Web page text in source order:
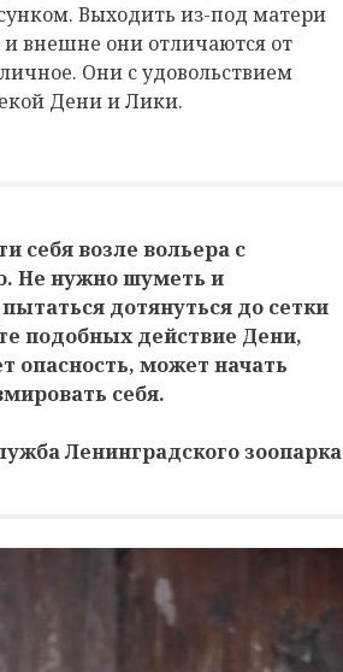
Выходить из-под матери
внешне они отличаются от
Они с удовольствием
Дени и Лики.
себя возле вольера с
Не нужно шуметь и
дотянуться до сетки
подобных действие Дени,
опасность, может начать
себя.
Ленинградского зоопарка